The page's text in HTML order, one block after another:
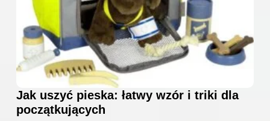
Jak uszyć pieska: łatwy wzór i triki dla
początkujących